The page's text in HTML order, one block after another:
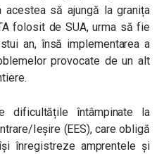
acestea să ajungă la granița
folosit de SUA, urma să fie
an, însă implementarea a
provocate de un alt
dificultățile întâmpinate la
Ieșire (EES), care obligă
înregistreze amprentele și